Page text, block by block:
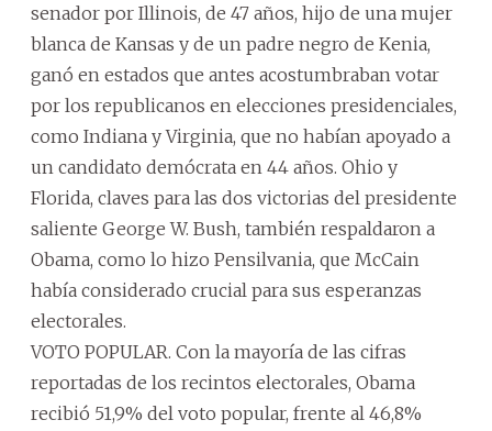
senador por Illinois, de 47 años, hijo de una mujer
blanca de Kansas y de un padre negro de Kenia,
ganó en estados que antes acostumbraban votar
por los republicanos en elecciones presidenciales,
como Indiana y Virginia, que no habían apoyado a
un candidato demócrata en 44 años. Ohio y
Florida, claves para las dos victorias del presidente
saliente George W. Bush, también respaldaron a
Obama, como lo hizo Pensilvania, que McCain
había considerado crucial para sus esperanzas
electorales.
VOTO POPULAR. Con la mayoría de las cifras
reportadas de los recintos electorales, Obama
recibió 51,9% del voto popular, frente al 46,8%